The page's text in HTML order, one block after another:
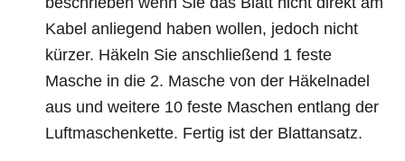
Kabel anliegend haben wollen, jedoch nicht
kürzer. Häkeln Sie anschließend 1 feste
Masche in die 2. Masche von der Häkelnadel
aus und weitere 10 feste Maschen entlang der
Luftmaschenkette. Fertig ist der Blattansatz.